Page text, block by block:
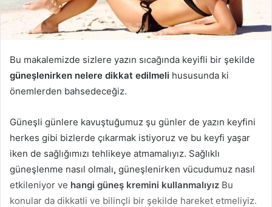
Bu makalemizde sizlere yazın sıcağında keyifli bir şekilde
güneşlenirken nelere dikkat edilmeli hususunda ki
önemlerden bahsedeceğiz.
Güneşli günlere kavuştuğumuz şu günler de yazın keyfini
herkes gibi bizlerde çıkarmak istiyoruz ve bu keyfi yaşar
iken de sağlığımızı tehlikeye atmamalıyız. Sağlıklı
güneşlenme nasıl olmalı, güneşlenirken vücudumuz nasıl
etkileniyor ve hangi güneş kremini kullanmalıyız Bu
konular da dikkatli ve bilinçli bir şekilde hareket etmeliyiz.